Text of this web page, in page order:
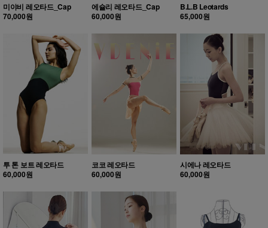
미야비 레오타드_Cap
70,000원
에슐리 레오타드_Cap
60,000원
B.L.B Leotards
65,000원
투 톤 보트 레오타드
60,000원
코코 레오타드
60,000원
시에나 레오타드
60,000원